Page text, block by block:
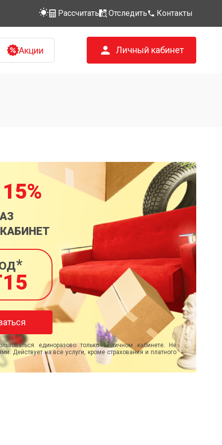
Рассчитать Отследить Контакты
Акции Личный кабинет
единоразово только в личном кабинете. Не
Действует на все услуги, кроме страхования и платного